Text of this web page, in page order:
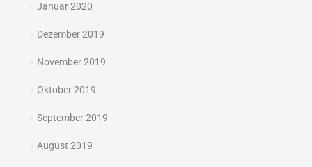
Januar 2020
Dezember 2019
November 2019
Oktober 2019
September 2019
August 2019